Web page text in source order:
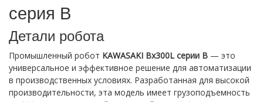
серия B
Детали робота
Промышленный робот KAWASAKI Bx300L серии B — это
универсальное и эффективное решение для автоматизации
в производственных условиях. Разработанная для высокой
производительности, эта модель имеет грузоподъемность